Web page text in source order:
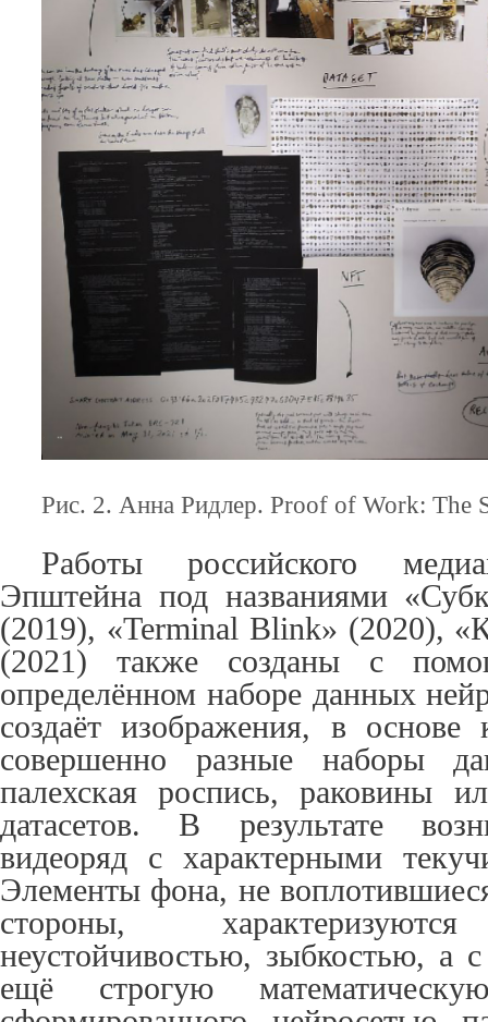
Рис. 2. Анна Ридлер. Proof of Work: The
Работы российского
Эпштейна под названиями
(2019), «Terminal Blink» (2020),
(2021) также созданы с
определённом наборе данных
создаёт изображения, в основе
совершенно разные наборы
палехская роспись, раковины
датасетов. В результате
видеоряд с характерными
Элементы фона, не
стороны,
неустойчивостью, зыбкостью, а
ещё строгую